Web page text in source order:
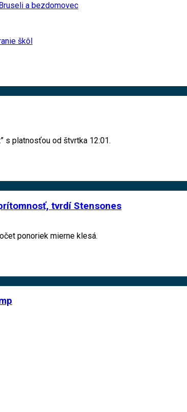
a bezdomovec
škôl
s platnosťou od štvrtka 12:01.
tvrdí Stensones
ponoriek mierne klesá.